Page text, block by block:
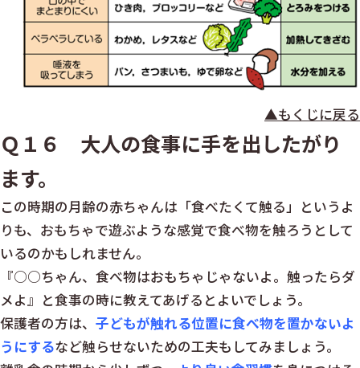
▲もくじに戻る
Ｑ１６ 大人の食事に手を出したがり
ます。
この時期の月齢の赤ちゃんは「食べたくて触る」というよ
りも、おもちゃで遊ぶような感覚で食べ物を触ろうとして
いるのかもしれません。
『○○ちゃん、食べ物はおもちゃじゃないよ。触ったらダ
メよ』と食事の時に教えてあげるとよいでしょう。
保護者の方は、 子どもが触れる位置に食べ物を置かないよ
うにするなど触らせないための工夫もしてみましょう。